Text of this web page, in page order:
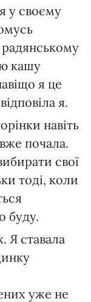
у своєму
радянському
кашу
я це
я.
навіть
почала.
свої
тоді, коли
буду.
Я ставала
уже не